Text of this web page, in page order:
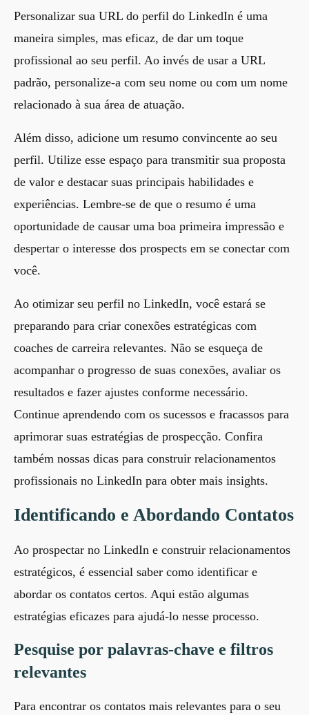
Personalizar sua URL do perfil do LinkedIn é uma
maneira simples, mas eficaz, de dar um toque
profissional ao seu perfil. Ao invés de usar a URL
padrão, personalize-a com seu nome ou com um nome
relacionado à sua área de atuação.
Além disso, adicione um resumo convincente ao seu
perfil. Utilize esse espaço para transmitir sua proposta
de valor e destacar suas principais habilidades e
experiências. Lembre-se de que o resumo é uma
oportunidade de causar uma boa primeira impressão e
despertar o interesse dos prospects em se conectar com
você.
Ao otimizar seu perfil no LinkedIn, você estará se
preparando para criar conexões estratégicas com
coaches de carreira relevantes. Não se esqueça de
acompanhar o progresso de suas conexões, avaliar os
resultados e fazer ajustes conforme necessário.
Continue aprendendo com os sucessos e fracassos para
aprimorar suas estratégias de prospecção. Confira
também nossas dicas para construir relacionamentos
profissionais no LinkedIn para obter mais insights.
Identificando e Abordando Contatos
Ao prospectar no LinkedIn e construir relacionamentos
estratégicos, é essencial saber como identificar e
abordar os contatos certos. Aqui estão algumas
estratégias eficazes para ajudá-lo nesse processo.
Pesquise por palavras-chave e filtros
relevantes
Para encontrar os contatos mais relevantes para o seu